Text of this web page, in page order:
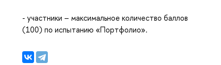
- участники – максимальное количество баллов
(100) по испытанию «Портфолио».